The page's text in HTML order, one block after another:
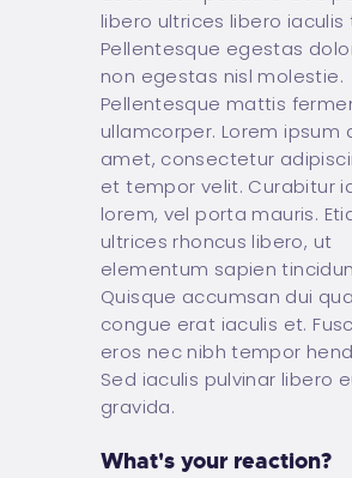
libero ultrices libero iaculis
Pellentesque egestas
non egestas nisl molestie.
Pellentesque mattis
ullamcorper. Lorem ipsum
amet, consectetur
et tempor velit. Curabitur
lorem, vel porta mauris.
ultrices rhoncus libero, ut
elementum sapien
Quisque accumsan dui
congue erat iaculis et.
eros nec nibh tempor
Sed iaculis pulvinar libero
gravida.
What's your reaction?